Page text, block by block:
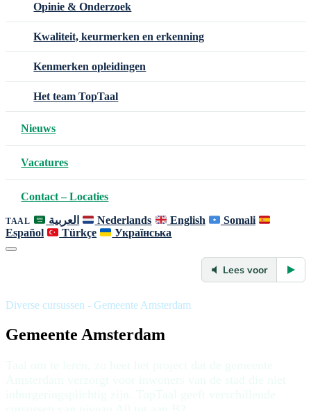
Opinie & Onderzoek
Kwaliteit, keurmerken en erkenning
Kenmerken opleidingen
Het team TopTaal
Nieuws
Vacatures
Contact – Locaties
TAAL العربية Nederlands English
Somali
Español
Türkçe Українська
Lees voor
Diverse cursussen - Gemeente Amsterdam
Gemeente Amsterdam